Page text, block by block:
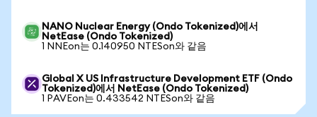
NANO Nuclear Energy (Ondo Tokenized)에서
NetEase (Ondo Tokenized)
1 NNEon는 0.140950 NTESon와 같음
Global X US Infrastructure Development ETF (Ondo
Tokenized)에서 NetEase (Ondo Tokenized)
1 PAVEon는 0.433542 NTESon와 같음